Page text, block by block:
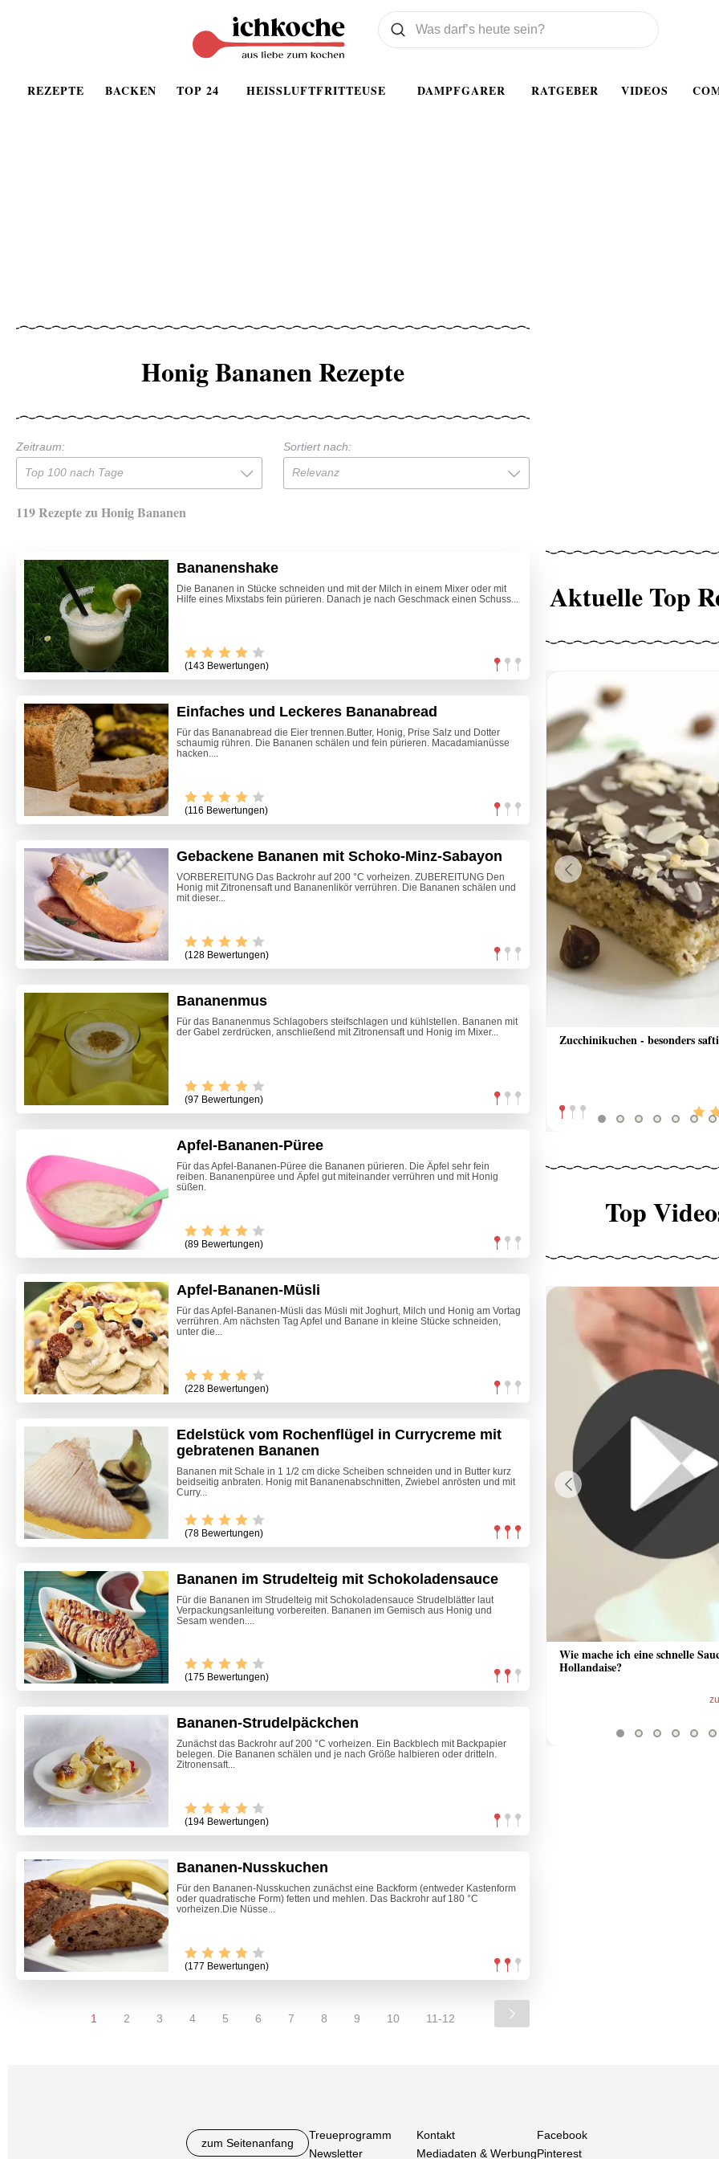
REZEPTE BACKEN TOP 24 HEISSLUFTFRITTEUSE DAMPFGARER RATGEBER VIDEOS
Was wollen Sie suchen
Suchen
Honig Bananen Rezepte
Zeitraum:
Top 100 nach Tage
Sortiert nach:
Relevanz
119 Rezepte zu Honig Bananen
Bananenshake
Die Bananen in Stücke schneiden und mit der Milch in einem Mixer oder mit
Hilfe eines Mixstabs fein pürieren. Danach je nach Geschmack einen Schuss...
(143 Bewertungen)
Einfaches und Leckeres Bananabread
Für das Bananabread die Eier trennen.Butter, Honig, Prise Salz und Dotter
schaumig rühren. Die Bananen schälen und fein pürieren. Macadamianüsse
hacken....
(116 Bewertungen)
Gebackene Bananen mit Schoko-Minz-Sabayon
VORBEREITUNG Das Backrohr auf 200 °C vorheizen. ZUBEREITUNG Den
Honig mit Zitronensaft und Bananenlikör verrühren. Die Bananen schälen und
mit dieser...
(128 Bewertungen)
Bananenmus
Für das Bananenmus Schlagobers steifschlagen und kühlstellen. Bananen mit
der Gabel zerdrücken, anschließend mit Zitronensaft und Honig im Mixer...
(97 Bewertungen)
Apfel-Bananen-Püree
Für das Apfel-Bananen-Püree die Bananen pürieren. Die Äpfel sehr fein
reiben. Bananenpüree und Äpfel gut miteinander verrühren und mit Honig
süßen.
(89 Bewertungen)
Apfel-Bananen-Müsli
Für das Apfel-Bananen-Müsli das Müsli mit Joghurt, Milch und Honig am Vortag
verrühren. Am nächsten Tag Apfel und Banane in kleine Stücke schneiden,
unter die...
(228 Bewertungen)
Edelstück vom Rochenflügel in Currycreme mit
gebratenen Bananen
Bananen mit Schale in 1 1/2 cm dicke Scheiben schneiden und in Butter kurz
beidseitig anbraten. Honig mit Bananenabschnitten, Zwiebel anrösten und mit
Curry...
(78 Bewertungen)
Bananen im Strudelteig mit Schokoladensauce
Für die Bananen im Strudelteig mit Schokoladensauce Strudelblätter laut
Verpackungsanleitung vorbereiten. Bananen im Gemisch aus Honig und
Sesam wenden....
(175 Bewertungen)
Bananen-Strudelpäckchen
Zunächst das Backrohr auf 200 °C vorheizen. Ein Backblech mit Backpapier
belegen. Die Bananen schälen und je nach Größe halbieren oder dritteln.
Zitronensaft...
(194 Bewertungen)
Bananen-Nusskuchen
Für den Bananen-Nusskuchen zunächst eine Backform (entweder Kastenform
oder quadratische Form) fetten und mehlen. Das Backrohr auf 180 °C
vorheizen.Die Nüsse...
(177 Bewertungen)
1 2 3 4 5 6 7 8 9 10 11-12
Aktuelle Top
Zucchinikuchen - besonders
Marillenkuchen mit Streusel
Previous
Top
Wie mache ich eine schnelle
Hollandaise?
Previous
zum Seitenanfang
Treueprogramm
Newsletter
Kontakt
Mediadaten & Werbung
Facebook
Pinterest